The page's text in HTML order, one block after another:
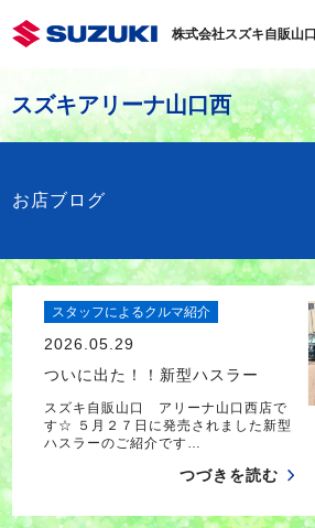
株式会社スズキ自販山口
スズキアリーナ山口西
お店ブログ
スタッフによるクルマ紹介
2026.05.29
ついに出た！！新型ハスラー
スズキ自販山口 アリーナ山口西店で
す☆ ５月２７日に発売されました新型
ハスラーのご紹介です…
つづきを読む